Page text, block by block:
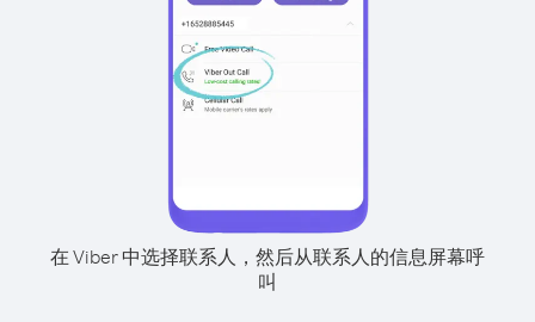
在 Viber 中选择联系人，然后从联系人的信息屏幕呼
叫